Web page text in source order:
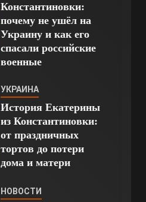
Константиновки:
почему не ушёл на
Украину и как его
спасали российские
военные
УКРАИНА
История Екатерины
из Константиновки:
от праздничных
тортов до потери
дома и матери
НОВОСТИ